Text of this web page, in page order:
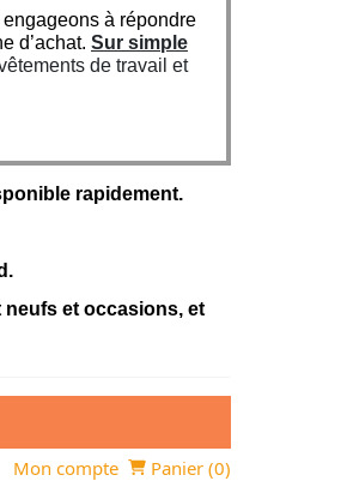
à répondre
d’achat. Sur simple
de travail et
rapidement.
et occasions, et
Mon compte Panier (0)